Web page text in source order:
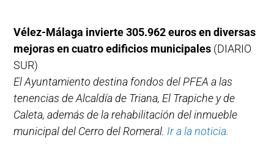
Vélez-Málaga invierte 305.962 euros en diversas
mejoras en cuatro edificios municipales (DIARIO
SUR)
El Ayuntamiento destina fondos del PFEA a las
tenencias de Alcaldía de Triana, El Trapiche y de
Caleta, además de la rehabilitación del inmueble
municipal del Cerro del Romeral. Ir a la noticia.